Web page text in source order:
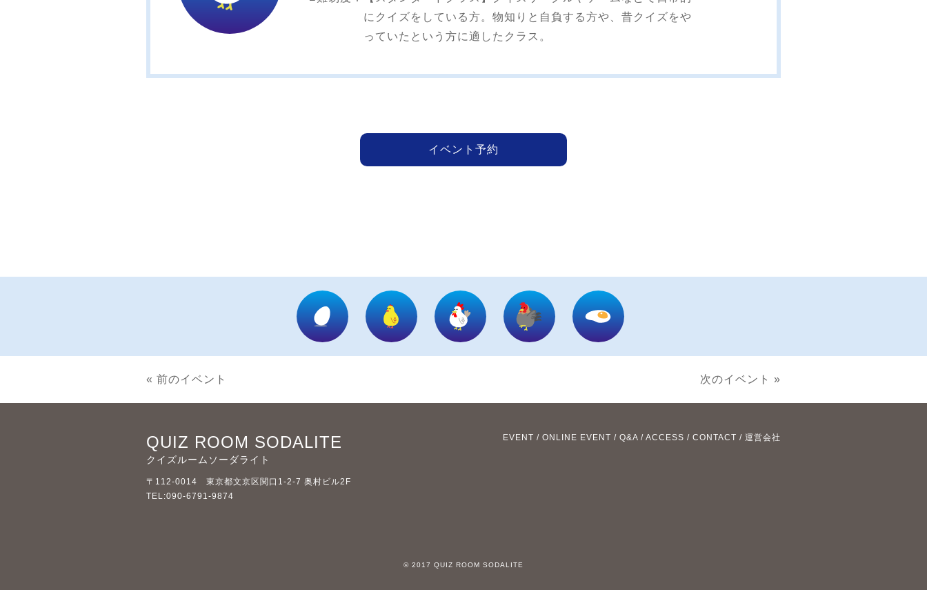
にクイズをしている方。物知りと自負する方や、昔クイズをや
っていたという方に適したクラス。
イベント予約
« 前のイベント 次のイベント »
EVENT / ONLINE EVENT / Q&A / ACCESS / CONTACT / 運営会社
QUIZ ROOM SODALITE
クイズルームソーダライト
〒112-0014 東京都文京区関口1-2-7 奥村ビル2F
TEL:090-6791-9874
© 2017 QUIZ ROOM SODALITE